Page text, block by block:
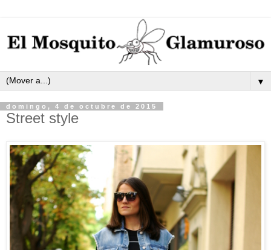
▼
domingo, 4 de octubre de 2015
Street style